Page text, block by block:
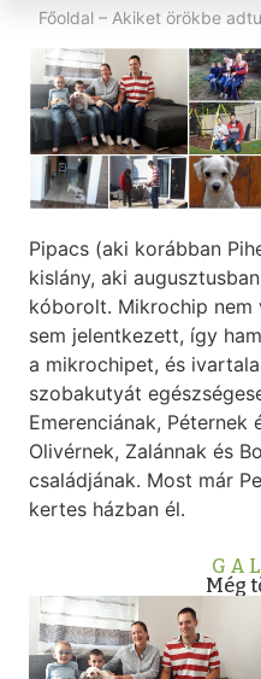
Főoldal – Akiket örökbe
Pipacs (aki korábban
kislány, aki
kóborolt. Mikrochip nem
sem jelentkezett, így
a mikrochipet, és
szobakutyát
Emerenciának, Péternek
Olivérnek, Zalánnak és
családjának. Most már
kertes házban él.
Még